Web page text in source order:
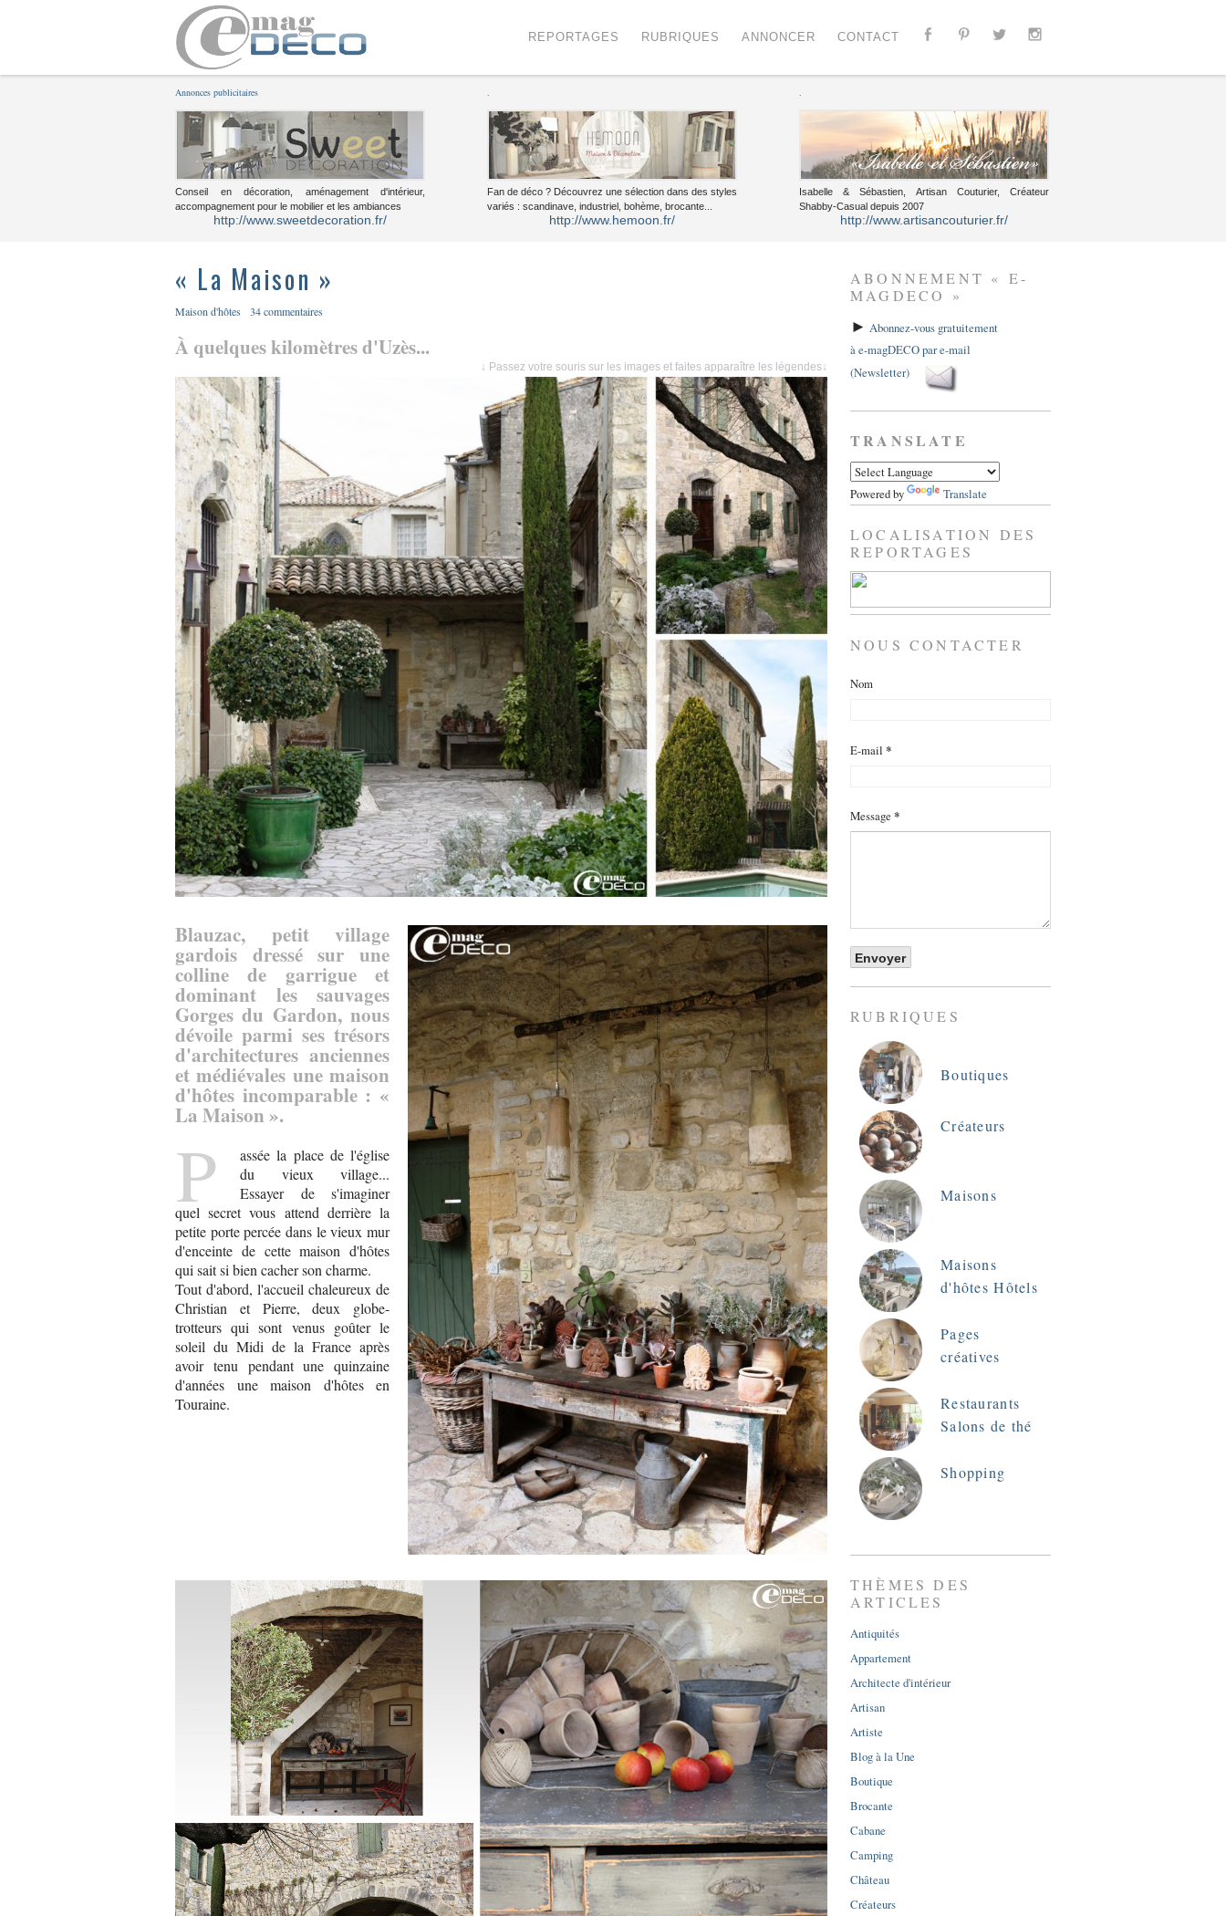
REPORTAGES RUBRIQUES ANNONCER CONTACT
Annonces publicitaires
Conseil en décoration, aménagement d'intérieur,
accompagnement pour le mobilier et les ambiances
http://www.sweetdecoration.fr/
Fan de déco ? Découvrez une sélection dans des styles
variés : scandinave, industriel, bohème, brocante...
http://www.hemoon.fr/
Isabelle & Sébastien, Artisan Couturier, Créateur
Shabby-Casual depuis 2007
http://www.artisancouturier.fr/
« La Maison »
Maison d'hôtes 34 commentaires
À quelques kilomètres d'Uzès...
↓ Passez votre souris sur les images et faites apparaître les légendes↓
Blauzac, petit village
gardois dressé sur une
colline de garrigue et
dominant les sauvages
Gorges du Gardon, nous
dévoile parmi ses trésors
d'architectures anciennes
et médiévales une maison
d'hôtes incomparable : «
La Maison ».
P
assée la place de l'église
du vieux village...
Essayer de s'imaginer
quel secret vous attend derrière la
petite porte percée dans le vieux mur
d'enceinte de cette maison d'hôtes
qui sait si bien cacher son charme.
Tout d'abord, l'accueil chaleureux de
Christian et Pierre, deux globe-
trotteurs qui sont venus goûter le
soleil du Midi de la France après
avoir tenu pendant une quinzaine
d'années une maison d'hôtes en
Touraine.
ABONNEMENT « E-
MAGDECO »
► Abonnez-vous gratuitement
à e-magDECO par e-mail
(Newsletter)
TRANSLATE
Powered by Translate
LOCALISATION DES
REPORTAGES
NOUS CONTACTER
Nom
E-mail *
Message *
RUBRIQUES
Boutiques
Créateurs
Maisons
Maisons
d'hôtes Hôtels
Pages
créatives
Restaurants
Salons de thé
Shopping
THÈMES DES
ARTICLES
Antiquités
Appartement
Architecte d'intérieur
Artisan
Artiste
Blog à la Une
Boutique
Brocante
Cabane
Camping
Château
Créateurs